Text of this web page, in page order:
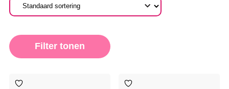
Filter tonen
Toevoegen Toevoegen